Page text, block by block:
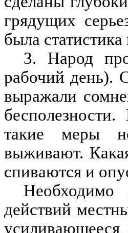
грядущих
была
3. Народ
рабочий день).
выражали
такие меры
выживают.
спиваются и
действий